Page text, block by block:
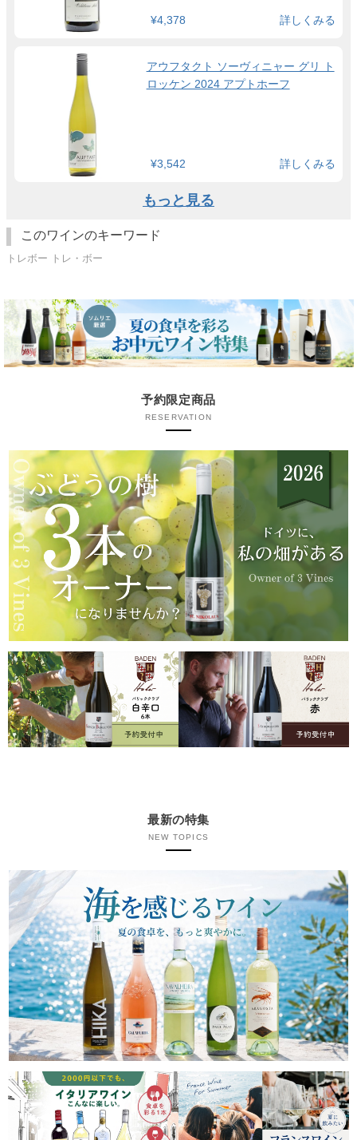
¥4,378 詳しくみる
アウフタクト ソーヴィニャー グリ ト
ロッケン 2024 アプトホーフ
¥3,542 詳しくみる
もっと見る
このワインのキーワード
トレボー トレ・ボー
予約限定商品
RESERVATION
最新の特集
NEW TOPICS